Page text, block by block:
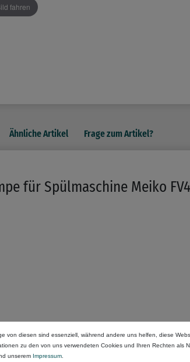
fahren
Ähnliche Artikel Frage zum Artikel?
für Spülmaschine Meiko
von diesen sind essenziell, während andere uns helfen, diese
zu den von uns verwendeten Cookies und Ihren Rechten als
unserem Impressum